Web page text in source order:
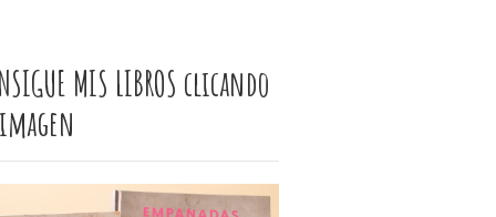
MIS LIBROS clicando